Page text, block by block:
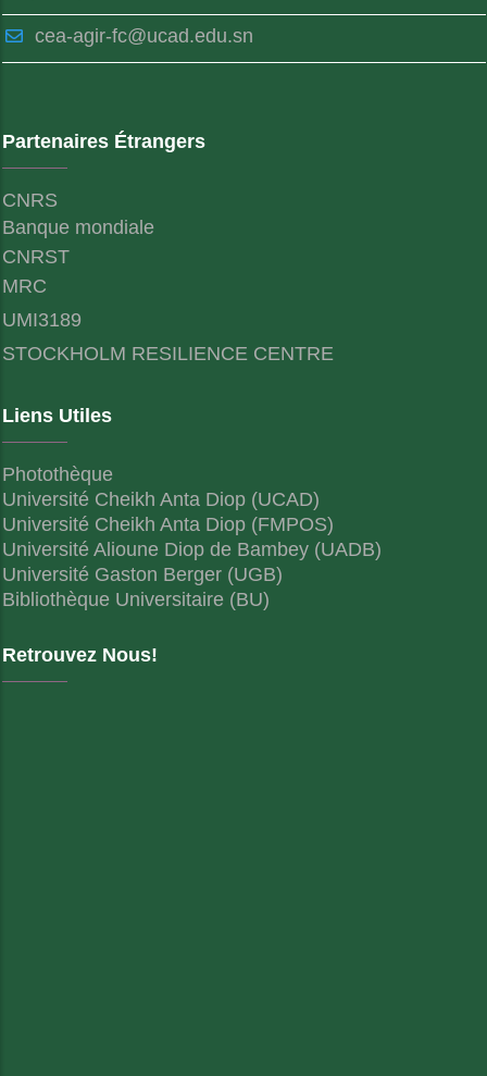
cea-agir-fc@ucad.edu.sn
Partenaires Étrangers
CNRS
Banque mondiale
CNRST
MRC
UMI3189
STOCKHOLM RESILIENCE CENTRE
Liens Utiles
Photothèque
Université Cheikh Anta Diop (UCAD)
Université Cheikh Anta Diop (FMPOS)
Université Alioune Diop de Bambey (UADB)
Université Gaston Berger (UGB)
Bibliothèque Universitaire (BU)
Retrouvez Nous!